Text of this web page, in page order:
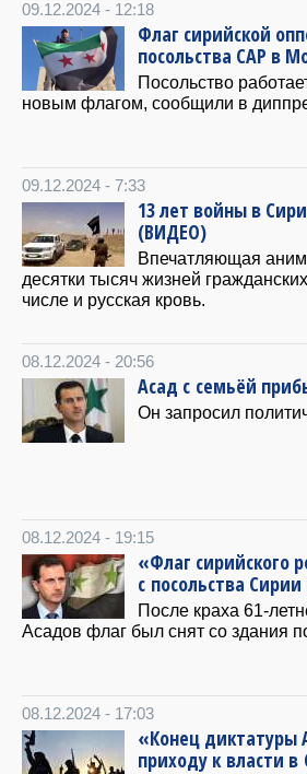
09.12.2024 - 12:18
Флаг сирийской
посольства САР в
Посольство
новым флагом, сообщили в
09.12.2024 - 7:33
13 лет войны в
(ВИДЕО)
Впечатляющая
десятки тысяч жизней
числе и русская кровь.
08.12.2024 - 20:56
Асад с семьёй
Он запросил
08.12.2024 - 19:15
«Флаг сирийского
с посольства
После краха 61-
Асадов флаг был снят со здания
08.12.2024 - 17:03
«Конец диктатуры
приходу к власти